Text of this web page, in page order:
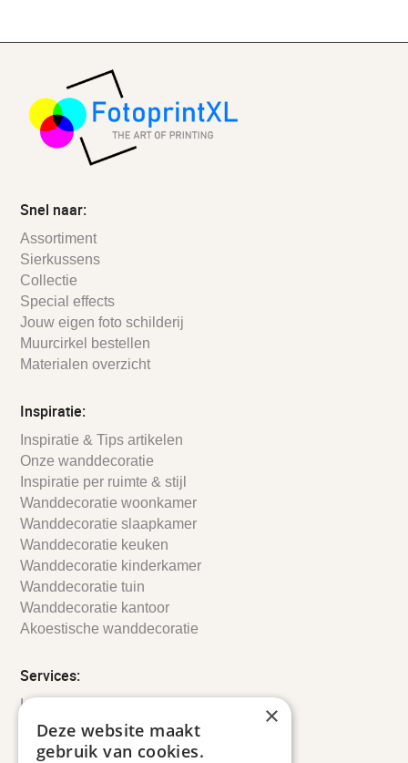
Snel naar:
Assortiment
Sierkussens
Collectie
Special effects
Jouw eigen foto schilderij
Muurcirkel bestellen
Materialen overzicht
Inspiratie:
Inspiratie & Tips artikelen
Onze wanddecoratie
Inspiratie per ruimte & stijl
Wanddecoratie woonkamer
Wanddecoratie slaapkamer
Wanddecoratie keuken
Wanddecoratie kinderkamer
Wanddecoratie tuin
Wanddecoratie kantoor
Akoestische wanddecoratie
Services:
Leveringsinformatie
Retourbeleid
Informatie
×
Deze website maakt
gebruik van cookies.